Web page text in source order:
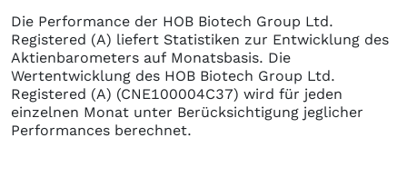
Die Performance der HOB Biotech Group Ltd.
Registered (A) liefert Statistiken zur Entwicklung des
Aktienbarometers auf Monatsbasis. Die
Wertentwicklung des HOB Biotech Group Ltd.
Registered (A) (CNE100004C37) wird für jeden
einzelnen Monat unter Berücksichtigung jeglicher
Performances berechnet.